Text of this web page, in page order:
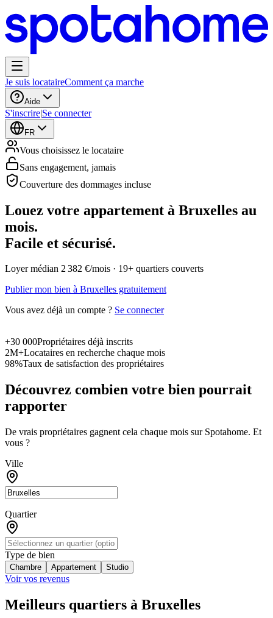
Je suis locataireComment ça marche
Aide
S'inscrire|Se connecter
FR
Vous choisissez le locataire
Sans engagement, jamais
Couverture des dommages incluse
Louez votre appartement à Bruxelles au
mois.
Facile et sécurisé.
Loyer médian 2 382 €/mois · 19+ quartiers couverts
Publier mon bien à Bruxelles gratuitement
Vous avez déjà un compte ? Se connecter
+30 000Propriétaires déjà inscrits
2M+Locataires en recherche chaque mois
98%Taux de satisfaction des propriétaires
Découvrez combien votre bien pourrait
rapporter
De vrais propriétaires gagnent cela chaque mois sur Spotahome. Et
vous ?
Ville
Quartier
Type de bien
Chambre Appartement Studio
Voir vos revenus
Meilleurs quartiers à Bruxelles